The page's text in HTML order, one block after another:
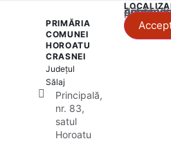
PRIMĂRIA
COMUNEI
HOROATU
CRASNEI
Județul
Sălaj
Principală,
nr. 83,
satul
Horoatu
Acest conținut este blocat până când acceptați categoria corespunzătoare de cookie-uri.